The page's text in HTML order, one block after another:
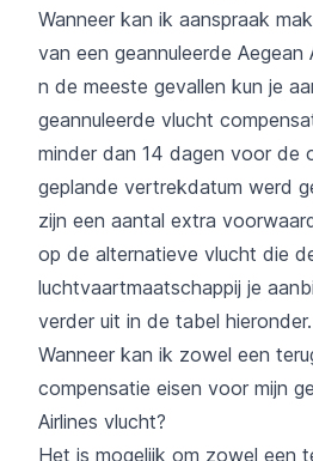
Wanneer kan ik aanspraak
van een geannuleerde Aegean
n de meeste gevallen kun je
geannuleerde vlucht
minder dan 14 dagen voor de
geplande vertrekdatum werd
zijn een aantal extra
op de alternatieve vlucht die
luchtvaartmaatschappij je
verder uit in de tabel hieronder.
Wanneer kan ik zowel een
compensatie eisen voor mijn
Airlines vlucht?
Het is mogelijk om zowel een